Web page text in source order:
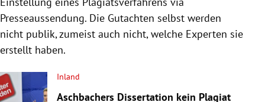
Presseaussendung. Die Gutachten selbst werden
nicht publik, zumeist auch nicht, welche Experten sie
erstellt haben.
Inland
Aschbachers Dissertation kein Plagiat